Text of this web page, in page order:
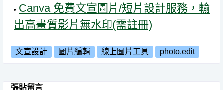
Canva 免費文宣圖片/短片設計服務，輸
出高畫質影片無水印(需註冊)
文宣設計 圖片編輯 線上圖片工具 photo.edit
張貼留言